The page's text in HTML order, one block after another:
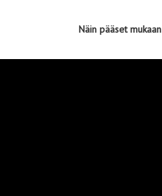
Näin pääset mukaan